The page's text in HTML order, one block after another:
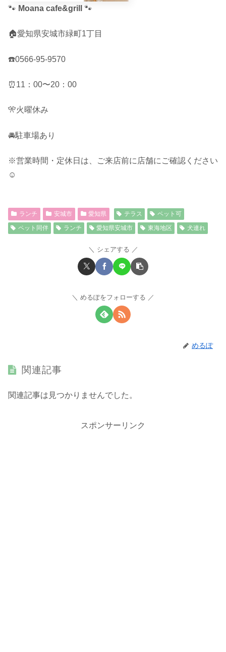
🐾 Moana cafe&grill 🐾
🏠愛知県安城市緑町1丁目
☎️0566-95-9570
⏰11：00〜20：00
🎌火曜休み
🚘駐車場あり
※営業時間・定休日は、ご来店前に店舗にご確認ください
☺︎
ランチ 安城市 愛知県 テラス
ペット可
ペット同伴
ランチ 愛知県安城市 東海地区 犬連れ
シェアする
めるぽをフォローする
めるぽ
関連記事
関連記事は見つかりませんでした。
スポンサーリンク